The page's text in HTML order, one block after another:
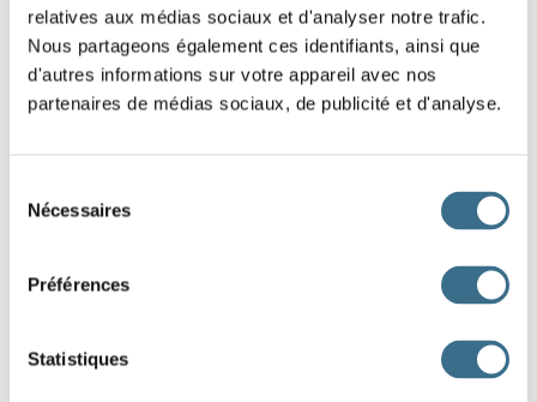
relatives aux médias sociaux et d'analyser notre trafic.
Nous partageons également ces identifiants, ainsi que
d'autres informations sur votre appareil avec nos
partenaires de médias sociaux, de publicité et d'analyse.
Nécessaires
Préférences
Statistiques
Le gredin nous un mauvais
tour !
Avec l'orchestre, nous un air d'opéra.
Je vous félicite pour le rôle que vous
un rôle important dans cette pièce.
l'extérieur.